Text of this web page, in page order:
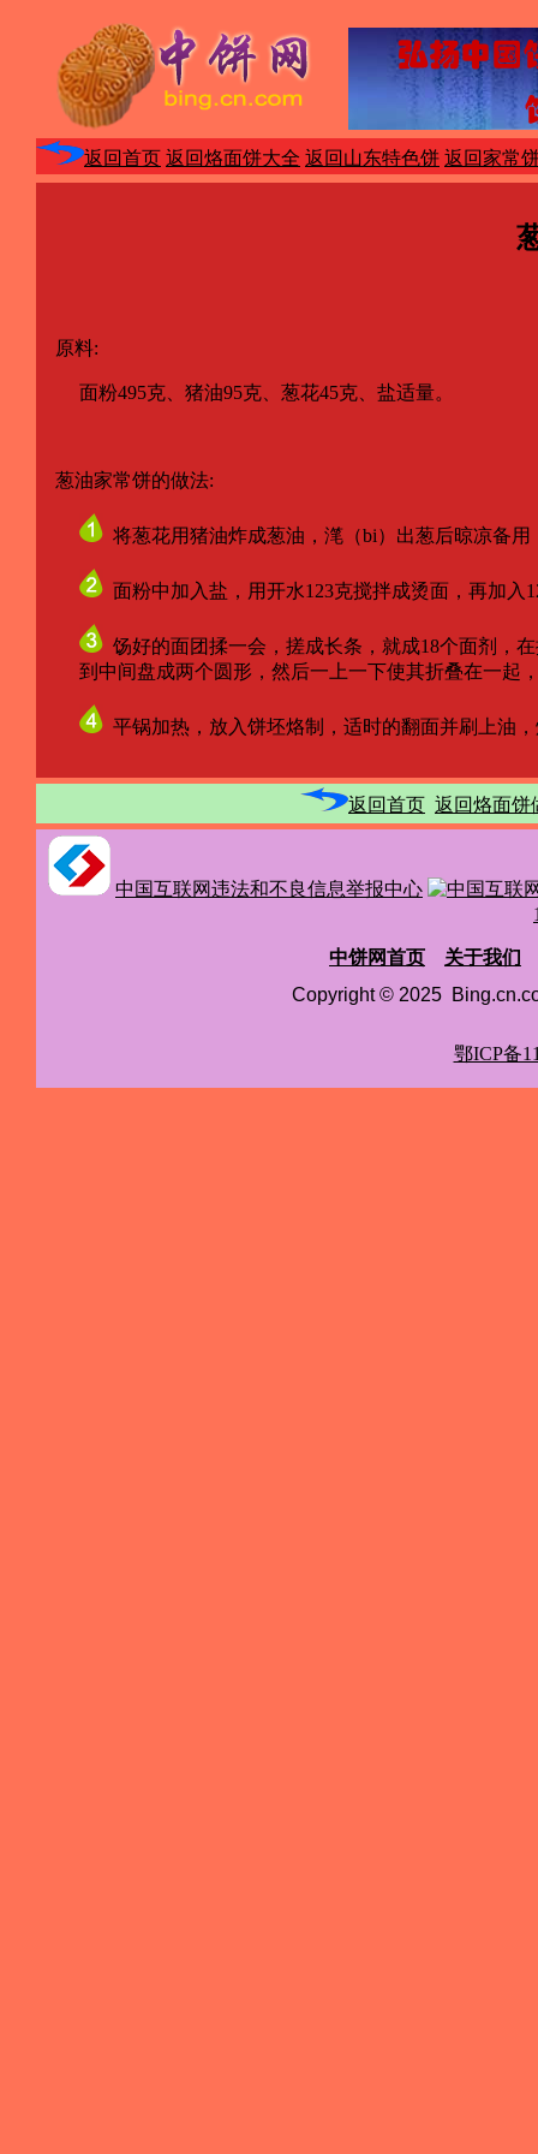
返回首页 返回烙面饼大全 返回山东特色饼 返回家常
原料:
面粉495克、猪油95克、葱花45克、盐适量。
葱油家常饼的做法:
将葱花用猪油炸成葱油，滗（bi）出葱后晾凉备用
面粉中加入盐，用开水123克搅拌成烫面，再加
饧好的面团揉一会，搓成长条，就成18个面剂，
到中间盘成两个圆形，然后一上一下使其折叠在一起，
平锅加热，放入饼坯烙制，适时的翻面并刷上油
返回首页 返回烙面饼
中国互联网违法和不良信息举报中心
中饼网首页
关于我们
Copyright © 2025
鄂ICP备